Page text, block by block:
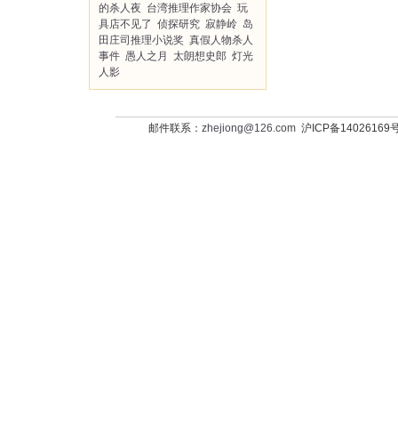
的杀人夜 台湾推理作家协会 玩
具店不见了 侦探研究 寂静岭 岛
田庄司推理小说奖 真假人物杀人
事件 愚人之月 太朗想史郎 灯光
人影
邮件联系： zhejiong@126.com沪ICP备14026169